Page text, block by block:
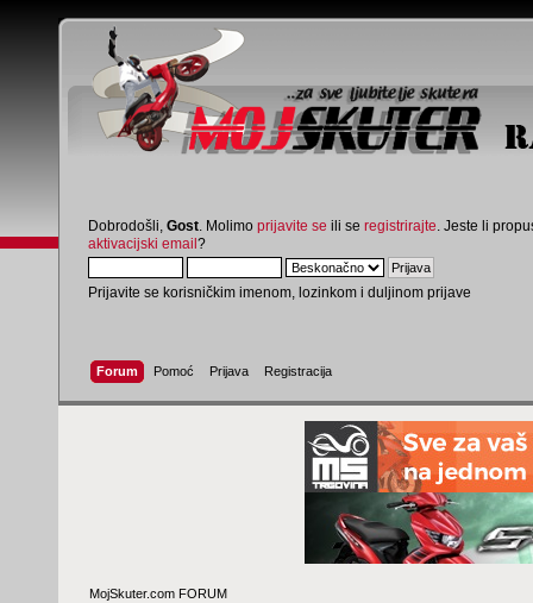
Dobrodošli, Gost . Molimo prijavite se ili se registrirajte . Jeste li
aktivacijski email?
Prijavite se korisničkim imenom, lozinkom i duljinom prijave
Forum Pomoć Prijava Registracija
MojSkuter.com FORUM